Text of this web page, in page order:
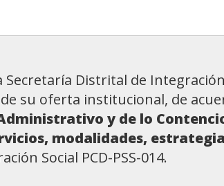
Secretaría Distrital de
su oferta institucional, de
y de lo
modalidades,
Social PCD-PSS-014.